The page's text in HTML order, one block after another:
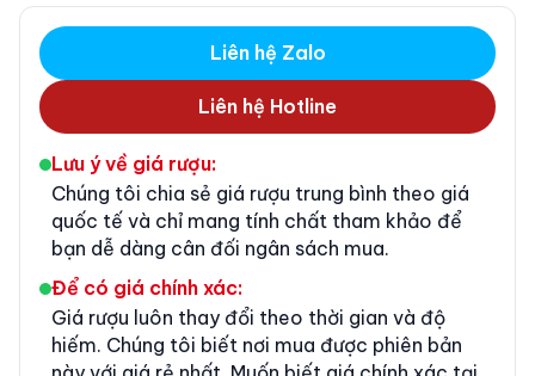
Liên hệ Zalo
Liên hệ Hotline
Lưu ý về giá rượu:
Chúng tôi chia sẻ giá rượu trung bình theo giá
quốc tế và chỉ mang tính chất tham khảo để
bạn dễ dàng cân đối ngân sách mua.
Để có giá chính xác:
Giá rượu luôn thay đổi theo thời gian và độ
hiếm. Chúng tôi biết nơi mua được phiên bản